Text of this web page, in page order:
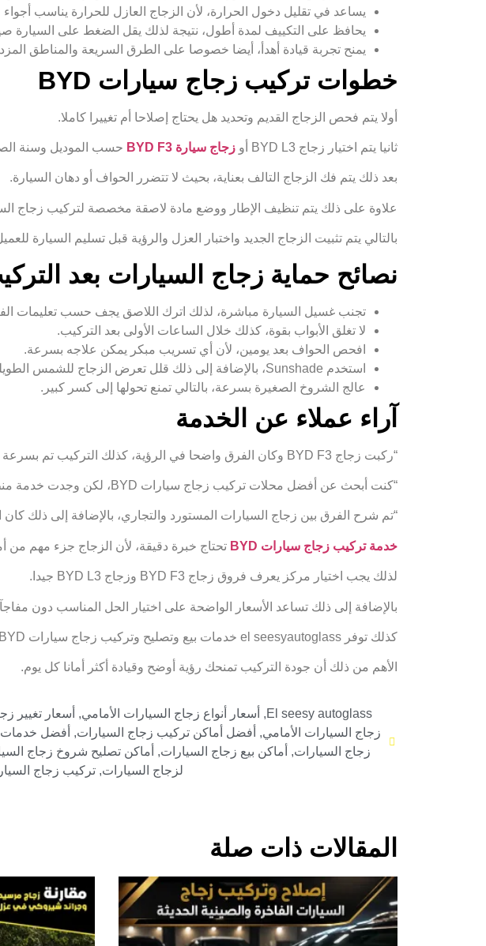
يساعد في تقليل دخول الحرارة، لأن الزجاج العازل للحرارة يناسب
يحافظ على التكييف لمدة أطول، نتيجة لذلك يقل الضغط على السيارة
يمنح تجربة قيادة أهدأ، أيضا خصوصا على الطرق السريعة والمناطق
خطوات تركيب زجاج سيارات BYD
أولا يتم فحص الزجاج القديم وتحديد هل يحتاج إصلاحا أم تغييرا كاملا.
ثانيا يتم اختيار زجاج BYD L3 أو زجاج سيارة BYD F3 حسب الموديل وسنة
بعد ذلك يتم فك الزجاج التالف بعناية، بحيث لا تتضرر الحواف أو دهان السيارة.
علاوة على ذلك يتم تنظيف الإطار ووضع مادة لاصقة مخصصة لتركيب زجاج
بالتالي يتم تثبيت الزجاج الجديد واختبار العزل والرؤية قبل تسليم السيارة
نصائح حماية زجاج السيارات بعد
تجنب غسيل السيارة مباشرة، لذلك اترك اللاصق يجف حسب تعليمات
لا تغلق الأبواب بقوة، كذلك خلال الساعات الأولى بعد التركيب.
افحص الحواف بعد يومين، لأن أي تسريب مبكر يمكن علاجه بسرعة.
استخدم Sunshade، بالإضافة إلى ذلك قلل تعرض الزجاج للشمس الطويلة.
عالج الشروخ الصغيرة بسرعة، بالتالي تمنع تحولها إلى كسر كبير.
آراء عملاء عن الخدمة
“ركبت زجاج BYD F3 وكان الفرق واضحا في الرؤية، كذلك التركيب تم بسرعة وبدون تسريب.”
“كنت أبحث عن أفضل محلات تركيب زجاج سيارات BYD، لكن وجدت خدمة منظمة وسعر واضح.”
“تم شرح الفرق بين زجاج السيارات المستورد والتجاري، بالإضافة إلى ذلك كان
خدمة تركيب زجاج سيارات BYD تحتاج خبرة دقيقة، لأن الزجاج جزء مهم من
لذلك يجب اختيار مركز يعرف فروق زجاج BYD F3 وزجاج BYD L3 جيدا.
بالإضافة إلى ذلك تساعد الأسعار الواضحة على اختيار الحل المناسب دون
كذلك توفر el seesyautoglass خدمات بيع وتصليح وتركيب زجاج سيارات BYD داخل مصر.
الأهم من ذلك أن جودة التركيب تمنحك رؤية أوضح وقيادة أكثر أمانا كل يوم.
El seesy autoglass
, أسعار أنواع زجاج السيارات الأمامي, أسعار تغيير
زجاج السيارات الأمامي, أفضل أماكن تركيب زجاج السيارات, أفضل خدمات
زجاج السيارات, أماكن بيع زجاج السيارات, أماكن تصليح شروخ زجاج
لزجاج السيارات,تركيب زجاج
المقالات ذات صلة